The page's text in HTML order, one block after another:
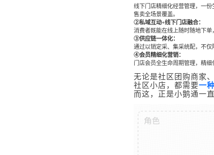
线下门店精细化经营管理，一
售卖全场景覆盖。
②私域互动+线下门店融合：
消费者既能在线上随时随地下单
③供应链一体化：
通过以销定采、集采统配，不仅
④会员精细化营销：
门店会员全生命周期管理，精细
无论是社区团购商家
社区小店，都需要一
而这，正是小鹅通一